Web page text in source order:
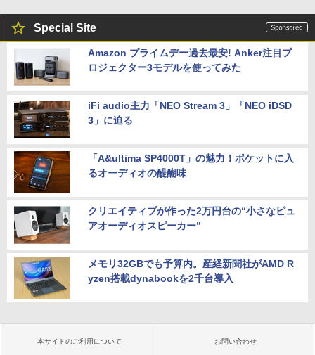
Special Site
Amazon プライムデー過去最安! Anker注目プ
ロジェクター3モデルを使ってみた
iFi audio主力「NEO Stream 3」「NEO iDSD
3」に迫る
「A&ultima SP4000T」の魅力！ポケットに入
るオーディオの醍醐味
クリエイティブが作った2万円台の“小さなピュ
アオーディオスピーカー”
メモリ32GBでも予算内。産経新聞社がAMD R
yzen搭載dynabookを2千台導入
本サイトのご利用について お問い合わせ